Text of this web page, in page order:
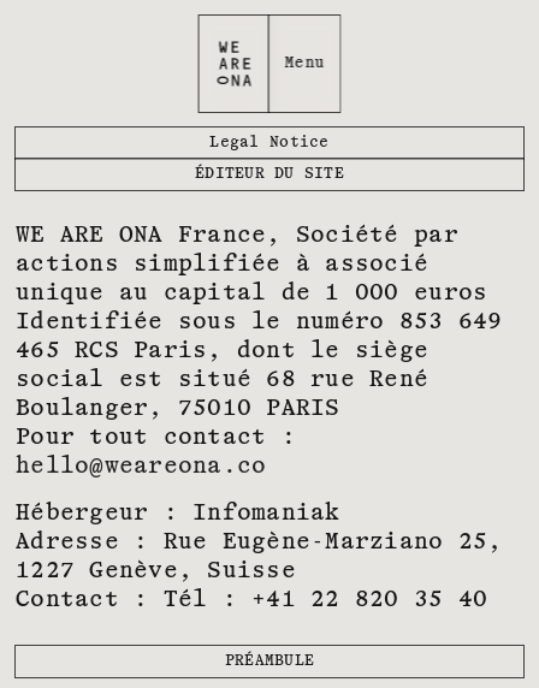
Legal Notice
ÉDITEUR DU SITE
WE ARE ONA France, Société par
actions simplifiée à associé
unique au capital de 1 000 euros
Identifiée sous le numéro 853 649
465 RCS Paris, dont le siège
social est situé 68 rue René
Boulanger, 75010 PARIS
Pour tout contact :
hello@weareona.co
Hébergeur :
Infomaniak
Adresse : Rue Eugène-Marziano 25,
1227 Genève, Suisse
Contact : Tél : +41 22 820 35 40
PRÉAMBULE